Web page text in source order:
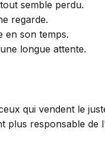
semble perdu.
regarde.
en son temps.
longue attente.
qui vendent le
responsable